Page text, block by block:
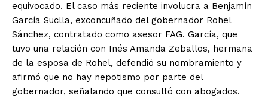
equivocado. El caso más reciente involucra a Benjamín
García Suclla, exconcuñado del gobernador Rohel
Sánchez, contratado como asesor FAG. García, que
tuvo una relación con Inés Amanda Zeballos, hermana
de la esposa de Rohel, defendió su nombramiento y
afirmó que no hay nepotismo por parte del
gobernador, señalando que consultó con abogados.